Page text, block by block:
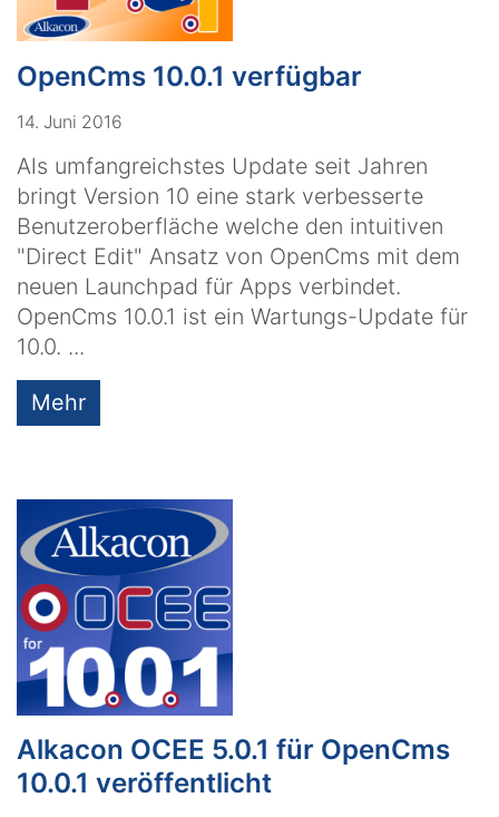
OpenCms 10.0.1 verfügbar
14. Juni 2016
Als umfangreichstes Update seit Jahren
bringt Version 10 eine stark verbesserte
Benutzeroberfläche welche den intuitiven
"Direct Edit" Ansatz von OpenCms mit dem
neuen Launchpad für Apps verbindet.
OpenCms 10.0.1 ist ein Wartungs-Update für
10.0. ...
Mehr
Alkacon OCEE 5.0.1 für OpenCms
10.0.1 veröffentlicht